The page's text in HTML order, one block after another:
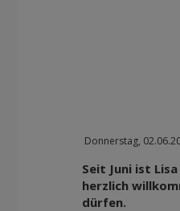
Donnerstag,
Seit Juni ist
herzlich
dürfen.